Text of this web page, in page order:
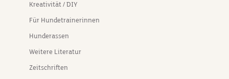
Kreativität / DIY
Für Hundetrainerinnen
Hunderassen
Weitere Literatur
Zeitschriften